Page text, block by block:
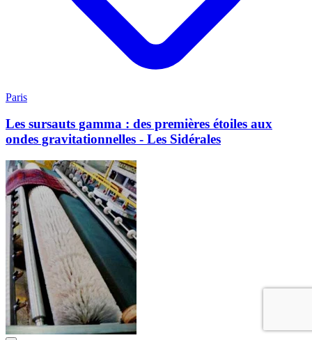
Paris
Les sursauts gamma : des premières étoiles aux
ondes gravitationnelles - Les Sidérales